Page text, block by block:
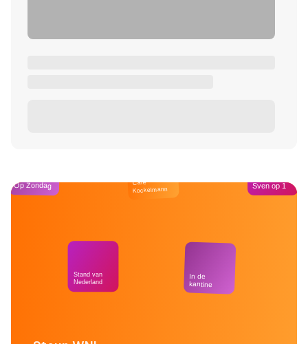
Op Zondag
Stand van
Nederland
Café
Kockelmann
In de
kantine
Sven op 1